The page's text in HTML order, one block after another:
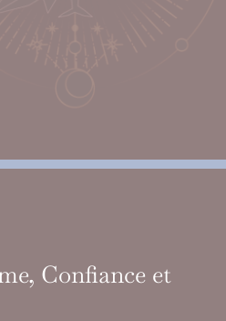
Confiance et